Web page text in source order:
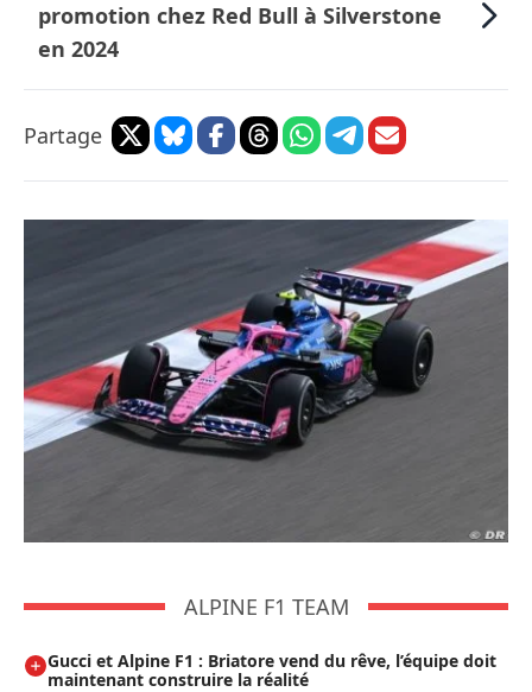
promotion chez Red Bull à Silverstone
en 2024
Partage
ALPINE F1 TEAM
Gucci et Alpine F1 : Briatore vend du rêve, l’équipe doit
maintenant construire la réalité